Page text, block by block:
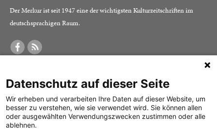
Der Merkur ist seit 1947 eine der wichtigsten Kulturzeitschriften im
deutschsprachigen Raum.
Was ist der Merkur?
Herausgeber /
Redaktion
Verlag
Alle Abos im Überblick
Print-Abo
Digital-Abo
Impressum
Datenschutz
Mediadaten
Datenschutz auf dieser Seite
Wir erheben und verarbeiten Ihre Daten auf dieser Website, um
besser zu verstehen, wie sie verwendet wird. Sie können allen
oder ausgewählten Verwendungszwecken zustimmen oder alle
ablehnen.